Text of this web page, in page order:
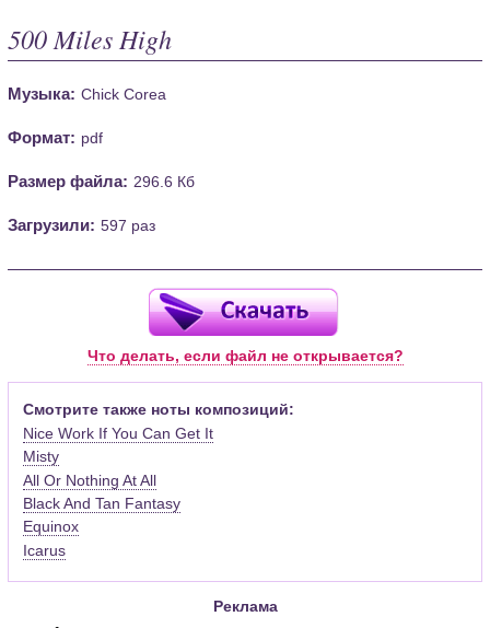
500 Miles High
Музыка: Chick Corea
Формат: pdf
Размер файла: 296.6 Кб
Загрузили: 597 раз
Что делать, если файл не открывается?
Смотрите также ноты композиций:
Nice Work If You Can Get It
Misty
All Or Nothing At All
Black And Tan Fantasy
Equinox
Icarus
Реклама